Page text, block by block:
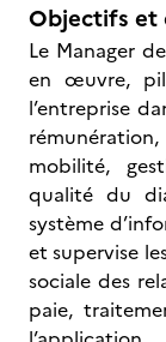
Objectifs et
Le Manager
en œuvre,
l’entreprise
mobilité,
qualité du
système
et supervise
sociale des
paie,